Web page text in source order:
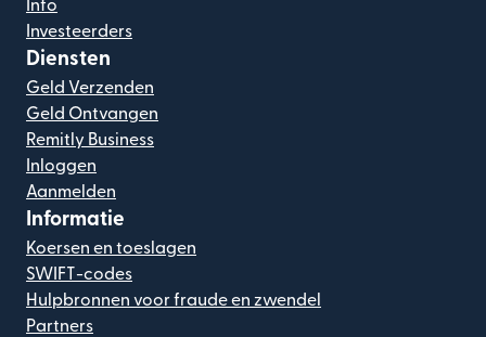
Info
Investeerders
Diensten
Geld Verzenden
Geld Ontvangen
Remitly Business
Inloggen
Aanmelden
Informatie
Koersen en toeslagen
SWIFT-codes
Hulpbronnen voor fraude en zwendel
Partners